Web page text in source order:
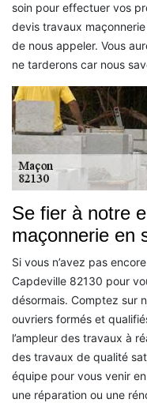
soin pour effectuer vos
devis travaux
de nous appeler. Vous
ne tarderons car nous
Se fier à notre
maçonnerie en
Si vous n’avez pas
Capdeville 82130 pour
désormais. Comptez sur
ouvriers formés et
l’ampleur des travaux à
des travaux de qualité
équipe pour vous venir
une réparation ou une